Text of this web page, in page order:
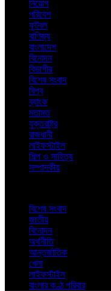
নিয়োগ
পরিবেশ
ফুটবল
বাণিজ্য
বাংলাদেশ
বিনোদন
বিভাগীয়
বিশেষ সংবাদ
বিশ্ব
ব্যাংক
মতামত
যুক্তরাষ্ট্র
রাজধানী
লাইফস্টাইল
শিল্প ও সাহিত্য
সম্পাদকীয়
বিশেষ সংবাদ
জাতীয়
বিনোদন
অর্থনীতি
আন্তর্জাতিক
খেলা
লাইফস্টাইল
বাংলার কণ্ঠ পরিবার